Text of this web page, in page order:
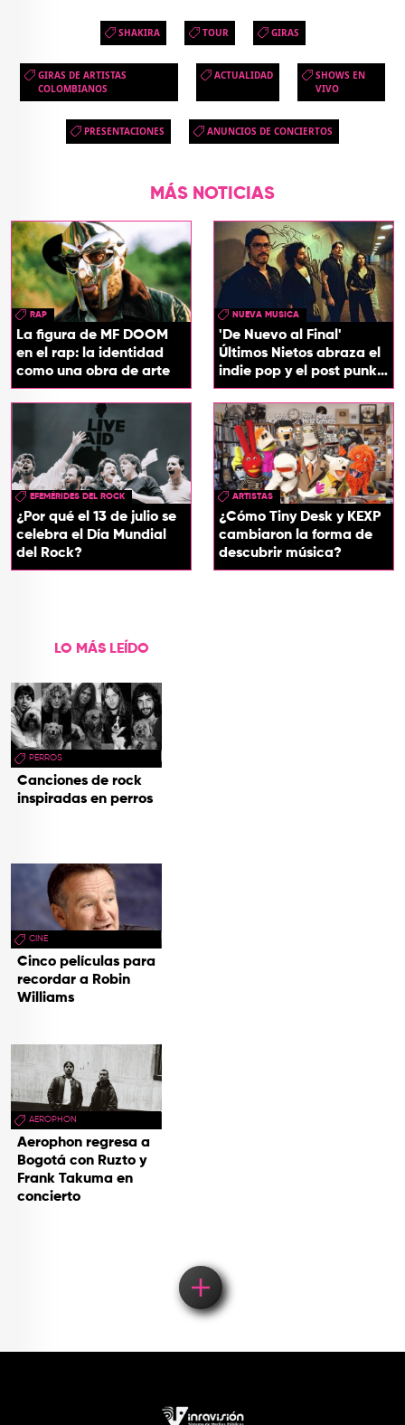
SHAKIRA TOUR GIRAS
GIRAS DE ARTISTAS
COLOMBIANOS
ACTUALIDAD
SHOWS EN
VIVO
PRESENTACIONES ANUNCIOS DE CONCIERTOS
MÁS NOTICIAS
RAP
La figura de MF DOOM
en el rap: la identidad
como una obra de arte
NUEVA MUSICA
'De Nuevo al Final'
Últimos Nietos abraza el
indie pop y el post punk
en su nuevo EP
EFEMÉRIDES DEL ROCK
¿Por qué el 13 de julio se
celebra el Día Mundial
del Rock?
ARTISTAS
¿Cómo Tiny Desk y KEXP
cambiaron la forma de
descubrir música?
LO MÁS LEÍDO
PERROS
Canciones de rock
inspiradas en perros
CINE
Cinco películas para
recordar a Robin
Williams
AEROPHON
Aerophon regresa a
Bogotá con Ruzto y
Frank Takuma en
concierto